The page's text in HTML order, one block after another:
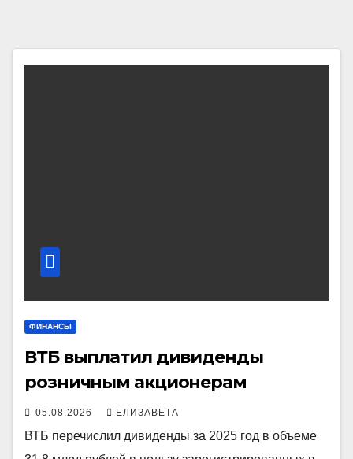
ФИНАНСЫ
ВТБ выплатил дивиденды
розничным акционерам
05.08.2026 ЕЛИЗАВЕТА
ВТБ перечислил дивиденды за 2025 год в объеме